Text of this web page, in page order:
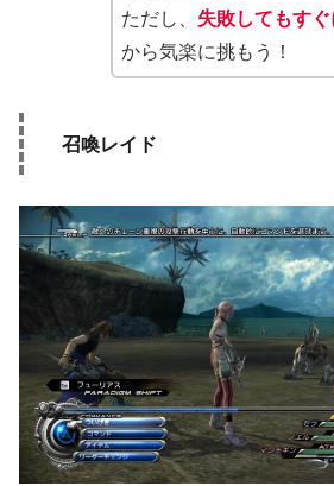
ただし、 失敗してもす
から気楽に挑もう！
召喚レイド